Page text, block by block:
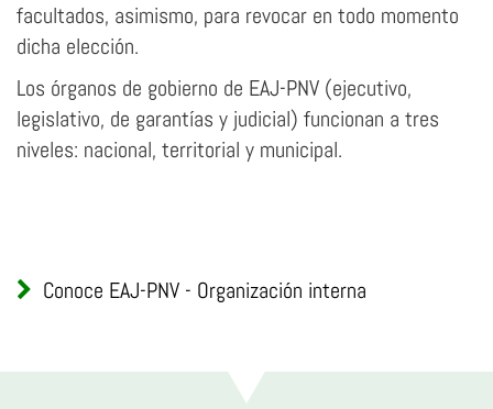
facultados, asimismo, para revocar en todo momento
dicha elección.
Los órganos de gobierno de EAJ-PNV (ejecutivo,
legislativo, de garantías y judicial) funcionan a tres
niveles: nacional, territorial y municipal.
Conoce EAJ-PNV - Organización interna